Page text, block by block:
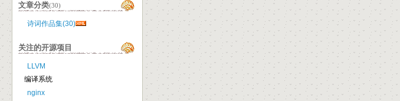
文章分类(30)
诗词作品集(30)
关注的开源项目
LLVM
编译系统
nginx